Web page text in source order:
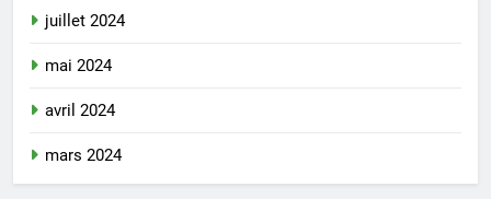
juillet 2024
mai 2024
avril 2024
mars 2024